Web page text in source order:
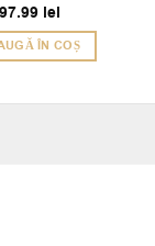
la
5
97.99 lei
ÎN COȘ